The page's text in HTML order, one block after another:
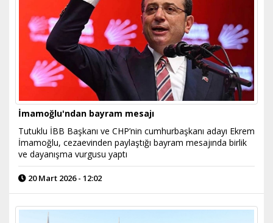
İmamoğlu'ndan bayram mesajı
Tutuklu İBB Başkanı ve CHP’nin cumhurbaşkanı adayı Ekrem
İmamoğlu, cezaevinden paylaştığı bayram mesajında birlik
ve dayanışma vurgusu yaptı
20 Mart 2026 - 12:02